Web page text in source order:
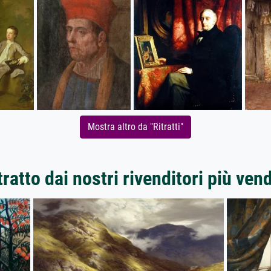
Mostra altro da "Ritratti"
dai nostri rivenditori più